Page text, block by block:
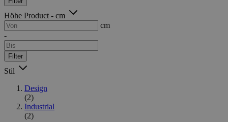
Höhe Product - cm
cm
-
Filter
Stil
Design
(2)
Industrial
(2)